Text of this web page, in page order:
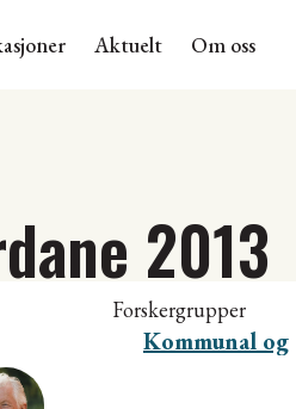
Aktuelt Om oss
2013
Forskergrupper
Kommunal og
regional utvikling